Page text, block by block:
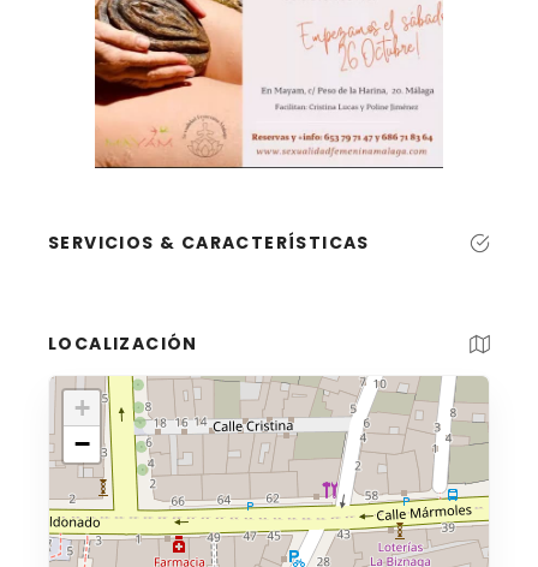
SERVICIOS & CARACTERÍSTICAS
LOCALIZACIÓN
+
−